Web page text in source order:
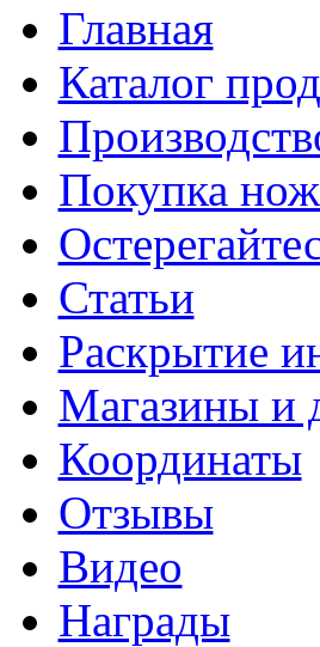
Главная
Каталог
Покупка
Статьи
Раскрытие
Магазины и
Координаты
Отзывы
Видео
Награды